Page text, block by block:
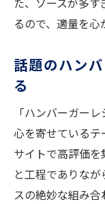
るので、適量を心
話題のハン
る
「ハンバーガー
心を寄せている
サイトで高評価
と工程でありな
スの絶妙な組み合